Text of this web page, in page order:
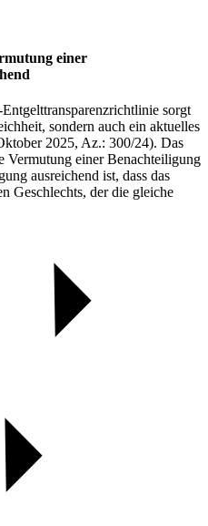
einer
sorgt
sondern auch ein aktuelles
2025, Az.: 300/24). Das
Vermutung einer Benachteiligung
ausreichend ist, dass das
Geschlechts, der die gleiche